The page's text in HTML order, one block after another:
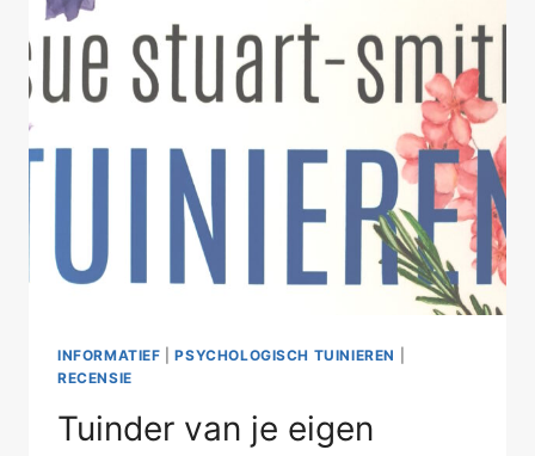
INFORMATIEF |PSYCHOLOGISCH TUINIEREN
RECENSIE
Tuinder van je eigen